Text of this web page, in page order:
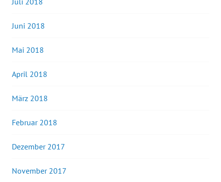
Juni 2018
Mai 2018
April 2018
März 2018
Februar 2018
Dezember 2017
November 2017